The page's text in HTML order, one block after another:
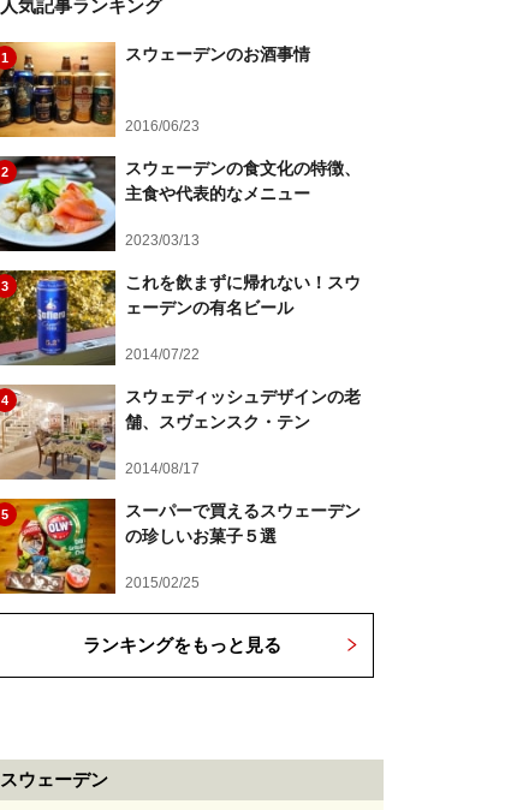
人気記事ランキング
1 スウェーデンのお酒事情
2016/06/23
2
スウェーデンの食文化の特徴、
主食や代表的なメニュー
2023/03/13
3
これを飲まずに帰れない！スウ
ェーデンの有名ビール
2014/07/22
4
スウェディッシュデザインの老
舗、スヴェンスク・テン
2014/08/17
5
スーパーで買えるスウェーデン
の珍しいお菓子５選
2015/02/25
ランキングをもっと見る
スウェーデン